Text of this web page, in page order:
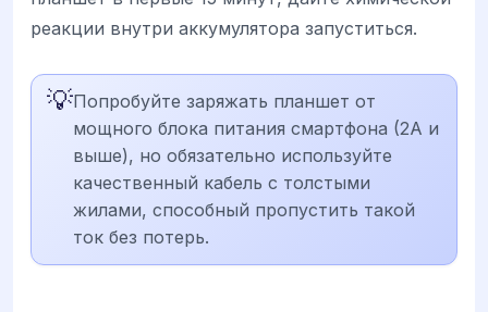
реакции внутри аккумулятора запуститься.
💡Попробуйте заряжать планшет от
мощного блока питания смартфона (2А и
выше), но обязательно используйте
качественный кабель с толстыми
жилами, способный пропустить такой
ток без потерь.